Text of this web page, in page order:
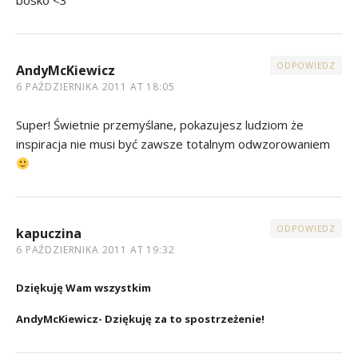
AndyMcKiewicz
6 PAŹDZIERNIKA 2011 AT 18:05
ODPOWIEDZ
Super! Świetnie przemyślane, pokazujesz ludziom że
inspiracja nie musi być zawsze totalnym odwzorowaniem
kapuczina
6 PAŹDZIERNIKA 2011 AT 19:32
ODPOWIEDZ
Dziękuję Wam wszystkim
AndyMcKiewicz- Dziękuję za to spostrzeżenie!